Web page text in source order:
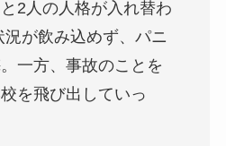
2人の人格が入れ替わ
が飲み込めず、パニ
一方、事故のことを
を飛び出していっ